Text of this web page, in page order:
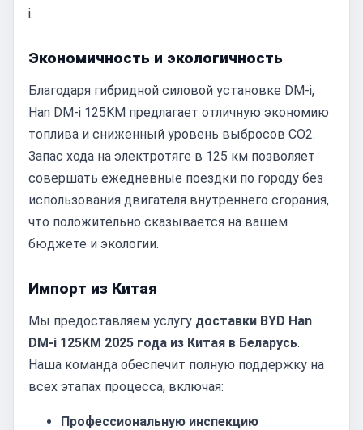
i.
Экономичность и экологичность
Благодаря гибридной силовой установке DM-i,
Han DM-i 125KM предлагает отличную экономию
топлива и сниженный уровень выбросов CO2.
Запас хода на электротяге в 125 км позволяет
совершать ежедневные поездки по городу без
использования двигателя внутреннего сгорания,
что положительно сказывается на вашем
бюджете и экологии.
Импорт из Китая
Мы предоставляем услугу доставки BYD Han
DM-i 125KM 2025 года из Китая в Беларусь.
Наша команда обеспечит полную поддержку на
всех этапах процесса, включая:
Профессиональную инспекцию